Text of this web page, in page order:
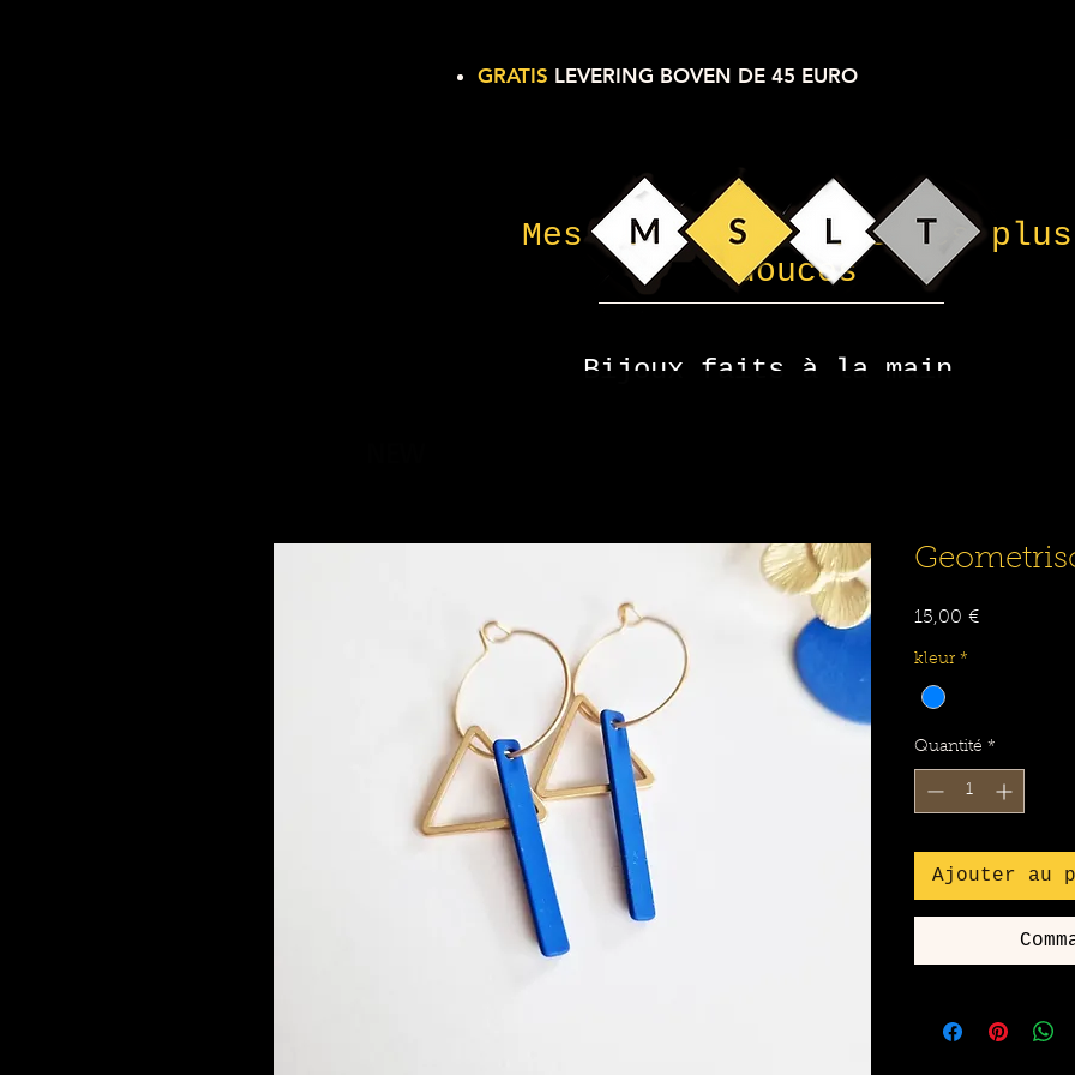
GRATIS LEVERING BOVEN DE 45 EURO
Mes petites choses les plus
douces
Bijoux faits à la main
15,00 €Prix
kleur *
Quantité *
Ajouter au